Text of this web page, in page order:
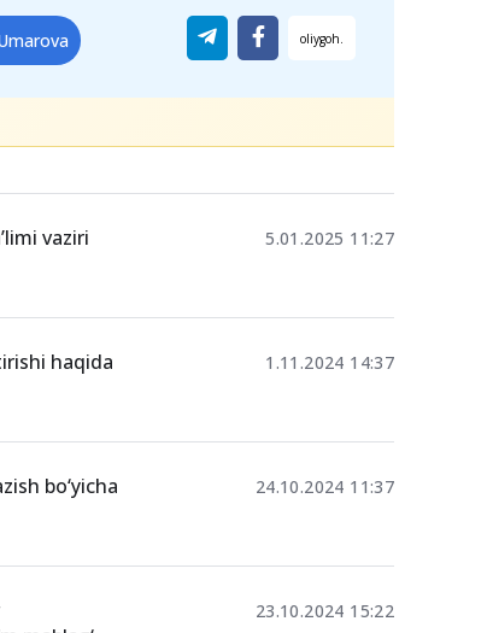
vaziri
5.01.2025 11:27
haqida
1.11.2024 14:37
bo‘yicha
24.10.2024 11:37
23.10.2024 15:22